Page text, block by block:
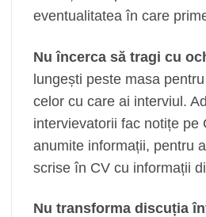
eventualitatea în care
Nu încerca să tragi cu
lungești peste masa
celor cu care ai interviul.
intervievatorii fac notițe pe
anumite informații, pentru
scrise în CV cu informații
Nu transforma discuția